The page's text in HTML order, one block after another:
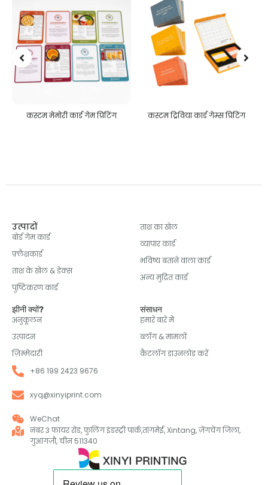
कस्टम ट्रिविया कार्ड गेम्स प्रिंटिंग कस्टम आरा पहेलियाँ
उत्पादों
बोर्ड गेम कार्ड
फ़्लैशकार्ड
ताश के खेल & डेक्स
पुष्टिकरण कार्ड
ताश का खेल
व्यापार कार्ड
भविष्य बताने वाला कार्ड
अन्य मुद्रित कार्ड
झीनी क्यों?
अनुकूलन
उत्पादन
ज़िम्मेदारी
संसाधन
हमारे बारे में
ब्लॉग & मामलों
कैटलॉग डाउनलोड करें
+86 199 2423 9676
xyq@xinyiprint.com
WeChat
नंबर 3 फायर रोड, फुलिंग इंडस्ट्री पार्क,तांगमेई, Xintang, ज़ेंगचेंग जिला,
गुआंगज़ौ, चीन 511340